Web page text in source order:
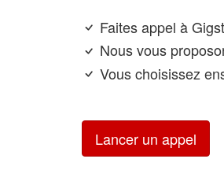
Faites appel à
Nous vous
Vous choisissez
Lancer un appel